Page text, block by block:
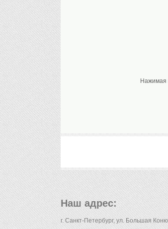
Нажимая
Наш адрес:
г. Санкт-Петербург, ул. Большая